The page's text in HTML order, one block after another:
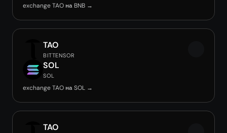
exchange TAO на BNB →
TAO
BITTENSOR
SOL
SOL
exchange TAO на SOL →
TAO